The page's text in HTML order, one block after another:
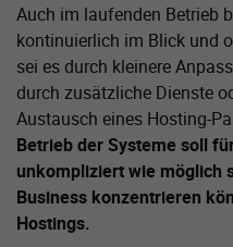
Auch im laufenden Betrieb
kontinuierlich im Blick und
sei es durch kleinere
durch zusätzliche Dienste
Austausch eines Hosting-
Betrieb der Systeme soll
unkompliziert wie möglich
Business konzentrieren
Hostings.